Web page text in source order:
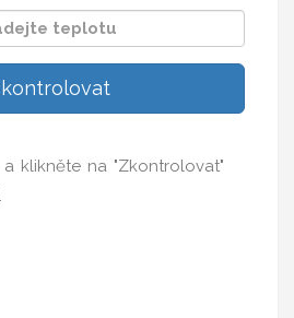
klikněte na "Zkontrolovat"